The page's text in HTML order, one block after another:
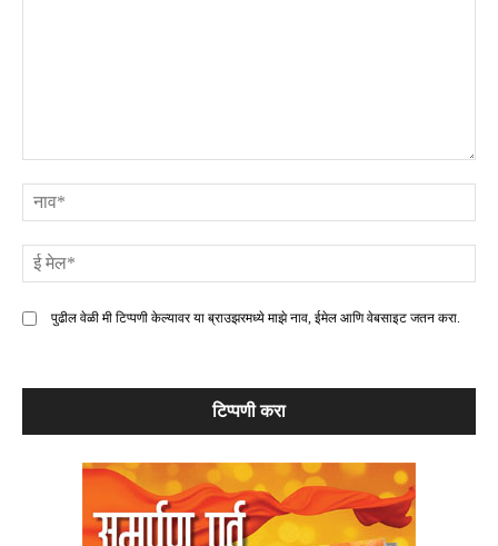
पुढील वेळी मी टिप्पणी केल्यावर या ब्राउझरमध्ये माझे नाव, ईमेल आणि वेबसाइट जतन करा.